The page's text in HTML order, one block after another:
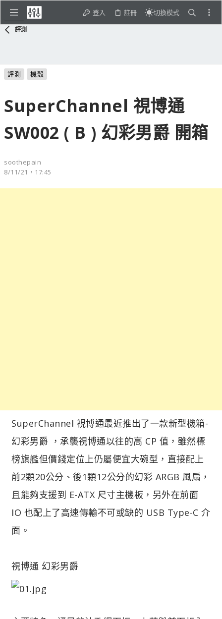
登入 註冊 切換模式
評測
評測 機殼
SuperChannel 視博通
SW002 ( B ) 幻彩男爵 開箱
soothepain
8/11/21，17:45
SuperChannel 視博通最近推出了一款新型機箱-
幻彩男爵 ，承襲視博通以往的高 CP 值，雖然標
榜旗艦但價錢定位上仍屬便宜大碗型，直接配上
前2顆20公分、後1顆12公分的幻彩 ARGB 風扇，
且能夠支援到 E-ATX 尺寸主機板，另外在前面
IO 也配上了高速傳輸不可或缺的 USB Type-C 介
面。
視博通 幻彩男爵